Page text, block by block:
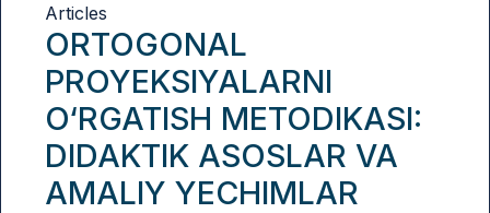
Articles
ORTOGONAL
PROYEKSIYALARNI
O‘RGATISH METODIKASI:
DIDAKTIK ASOSLAR VA
AMALIY YECHIMLAR